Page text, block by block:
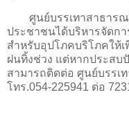
ศูนย์บรรเทาสาธาร
ประชาชนได้บริหารจัดก
สำหรับอุปโภคบริโภคให้
ฝนทิ้งช่วง แต่หากประส
สามารถติดต่อ ศูนย์บรร
โทร.054-225941 ต่อ